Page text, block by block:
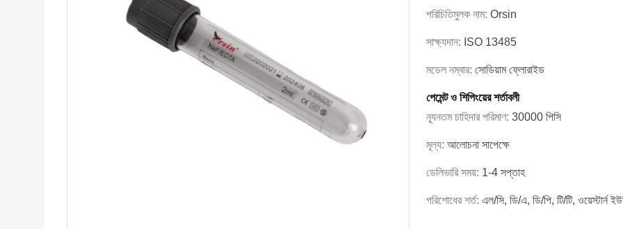
পরিচিতিমুলক নাম: Orsin
সাক্ষ্যদান: ISO 13485
মডেল নম্বার: সোডিয়াম ফ্লোরাইড
পেমেন্ট ও শিপিংয়ের শর্তাবলী
ন্যূনতম চাহিদার পরিমাণ: 30000 পিসি
মূল্য: আলোচনা সাপেক্ষে
ডেলিভারি সময়: 1-4 সপ্তাহ
পরিশোধের শর্ত: এল/সি, ডি/এ, ডি/পি, টি/টি, ওয়েস্টার্ন